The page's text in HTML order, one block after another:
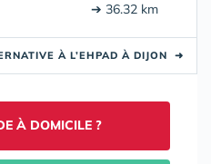
➔ 36.32 km
À L’EHPAD À DIJON ➜
À DOMICILE ?